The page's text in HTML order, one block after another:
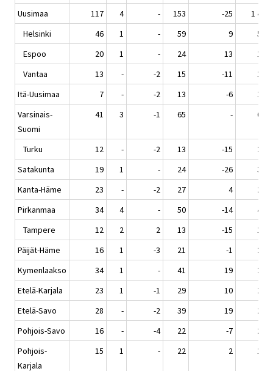
Uusimaa
117 4 - 153 -25
1 406
Helsinki
46 1 - 59 9
551
Espoo
20 1 - 24 13
159
Vantaa
13 - -2 15 -11
160
Itä-Uusimaa
7 - -2 13 -6
130
Varsinais-
Suomi
41 3 -1 65 - 636
Turku 12 - -2 13 -15
251
Satakunta
19 1 - 24 -26
358
Kanta-Häme
23 - -2 27 4
225
Pirkanmaa
34 4 - 50 -14
486
Tampere
12 2 2 13 -15
196
Päijät-Häme
16 1 -3 21 -1
224
Kymenlaakso
34 1 - 41 19
298
Etelä-Karjala
23 1 -1 29 10
201
Etelä-Savo
28 - -2 39 19
259
Pohjois-Savo
16 - -4 22 -7
268
Pohjois-
Karjala
15 1 - 22 2 170